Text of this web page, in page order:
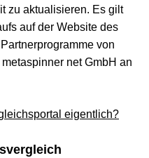
zu aktualisieren. Es gilt
auf der Website des
von
net GmbH an
eigentlich?